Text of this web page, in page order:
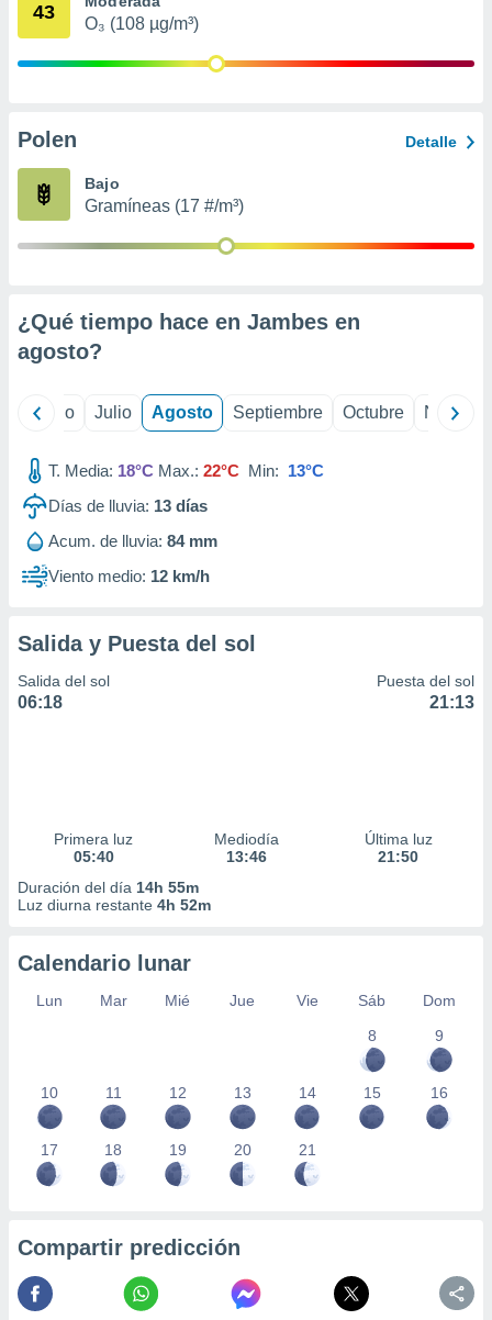
publicidad
de
1199
43
O₃ (108 µg/m³)
Polen Detalle
Bajo
Gramíneas (17 #/m³)
¿Qué tiempo hace en Jambes en
agosto?
Junio Julio Agosto Septiembre Octubre
T. Media: 18°C Max.: 22°C Min: 13°C
Días de lluvia: 13 días
Acum. de lluvia: 84 mm
Viento medio: 12 km/h
Salida y Puesta del sol
Salida del sol
06:18
Puesta del sol
21:13
Primera luz
05:40
Mediodía
13:46
Última luz
21:50
Duración del día 14h 55m
Luz diurna restante 4h 52m
Calendario lunar
Lun Mar Mié Jue Vie Sáb
Dom
8
9
10 11 12 13 14 15 16
17 18 19 20 21
Compartir predicción